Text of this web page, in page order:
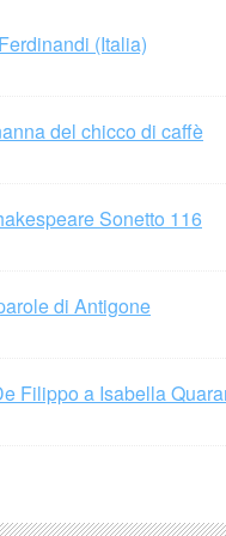
(Italia)
del chicco di caffè
Sonetto 116
di Antigone
Filippo a Isabella